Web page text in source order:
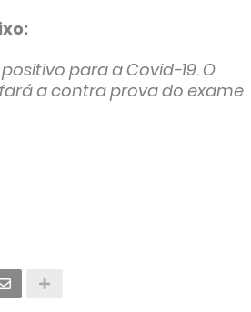
para a Covid-19. O
a contra prova do exame